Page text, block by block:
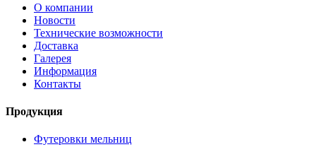
О компании
Новости
Технические возможности
Доставка
Галерея
Информация
Контакты
Продукция
Футеровки мельниц